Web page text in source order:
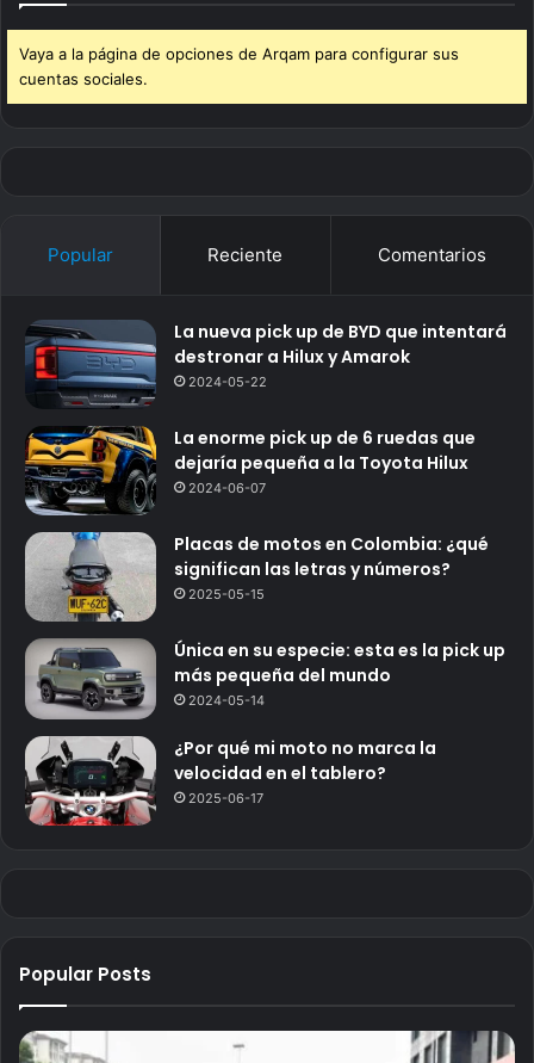
Vaya a la página de opciones de Arqam para configurar sus
cuentas sociales.
Popular Reciente Comentarios
La nueva pick up de BYD que intentará
destronar a Hilux y Amarok
2024-05-22
La enorme pick up de 6 ruedas que
dejaría pequeña a la Toyota Hilux
2024-06-07
Placas de motos en Colombia: ¿qué
significan las letras y números?
2025-05-15
Única en su especie: esta es la pick up
más pequeña del mundo
2024-05-14
¿Por qué mi moto no marca la
velocidad en el tablero?
2025-06-17
Popular Posts